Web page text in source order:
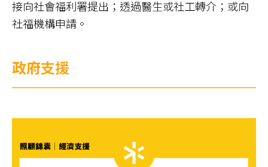
接向社會福利署提出；透過醫生或社工轉介；或向
社福機構申請。
政府支援